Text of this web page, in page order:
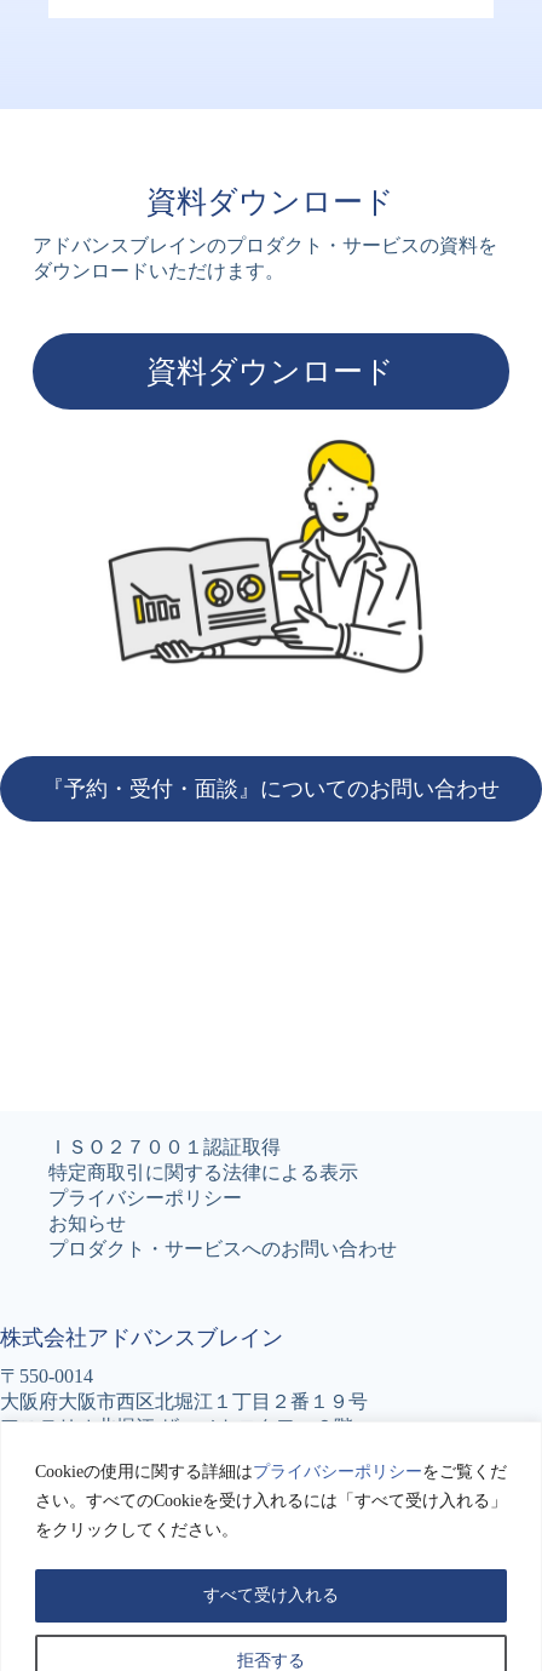
Cookieの使用に関する詳細はプライバシーポリシーをご覧くだ
さい。すべてのCookieを受け入れるには「すべて受け入れる」
をクリックしてください。
拒否する
すべて受け入れる
資料ダウンロード
アドバンスブレインのプロダクト・サービスの資料を
ダウンロードいただけます。
資料ダウンロード
『予約・受付・面談』についてのお問い合わせ
ＩＳＯ２７００１認証取得
特定商取引に関する法律による表示
プライバシーポリシー
お知らせ
プロダクト・サービスへのお問い合わせ
株式会社アドバンスブレイン
〒550-0014
大阪府大阪市西区北堀江１丁目２番１９号
アステリオ北堀江 ザ・メトロタワー６階
FAX : 06-6531-5776
アドバンスブレインへのお問い合わせ
Copyright © 2026 Advance BRain Co.LTD. All Rights
Reserved.